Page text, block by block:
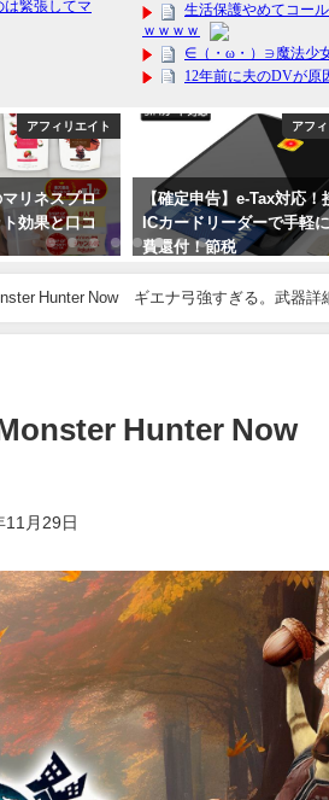
アフィリエイト
マリネスプロ
効果と口コ
アフ
【確定申告】e-Tax対応！
ICカードリーダーで手軽
費還付！節税
Hunter Now ギエナ弓強すぎる。武器詳
Hunter Now
11月29日